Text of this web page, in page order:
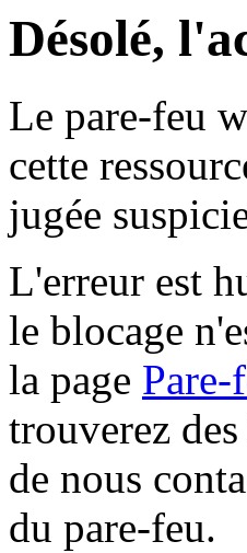
Désolé,
Le pare-feu
cette
jugée
L'erreur est
le blocage
la page Pare-
trouverez
de nous
du pare-feu.